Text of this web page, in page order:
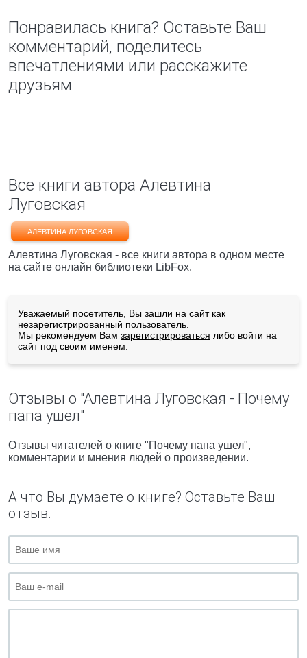
Понравилась книга? Оставьте Ваш
комментарий, поделитесь
впечатлениями или расскажите
друзьям
Все книги автора Алевтина
Луговская
АЛЕВТИНА ЛУГОВСКАЯ
Алевтина Луговская - все книги автора в одном месте
на сайте онлайн библиотеки LibFox.
Уважаемый посетитель, Вы зашли на сайт как
незарегистрированный пользователь.
Мы рекомендуем Вам зарегистрироваться либо войти на
сайт под своим именем.
Отзывы о "Алевтина Луговская - Почему
папа ушел"
Отзывы читателей о книге "Почему папа ушел",
комментарии и мнения людей о произведении.
А что Вы думаете о книге? Оставьте Ваш
отзыв.